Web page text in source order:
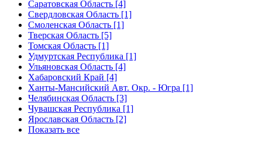
Саратовская Область [4]
Свердловская Область [1]
Смоленская Область [1]
Тверская Область [5]
Томская Область [1]
Удмуртская Республика [1]
Ульяновская Область [4]
Хабаровский Край [4]
Ханты-Мансийский Авт. Окр. - Югра [1]
Челябинская Область [3]
Чувашская Республика [1]
Ярославская Область [2]
Показать все